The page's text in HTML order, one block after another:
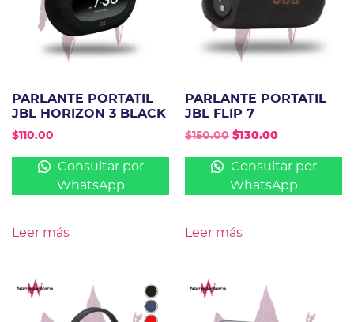
PARLANTE PORTATIL
JBL HORIZON 3 BLACK
$110.00
Consultar por
WhatsApp
Leer más
PARLANTE PORTATIL
JBL FLIP 7
$150.00 $130.00
Consultar por
WhatsApp
Leer más